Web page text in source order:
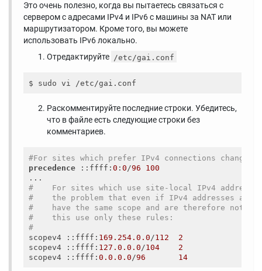
Это очень полезно, когда вы пытаетесь связаться с
сервером с адресами IPv4 и IPv6 с машины за NAT или
маршрутизатором. Кроме того, вы можете
использовать IPv6 локально.
Отредактируйте /etc/gai.conf
Раскомментируйте последние строки. Убедитесь,
что в файле есть следующие строки без
комментариев.
#For sites which prefer IPv4 connections
precedence ::ffff:0 :0 /96
100
#    For sites which use site-local IPv4
#    the problem that even if IPv4 addresses are
#    have the same scope and are therefore not
#    this use only these rules:
#
scopev4 ::ffff: 169.254.0.0 /112
2
scopev4 ::ffff: 127.0.0.0 /104
2
scopev4 ::ffff:0.0.0.0 /96 14